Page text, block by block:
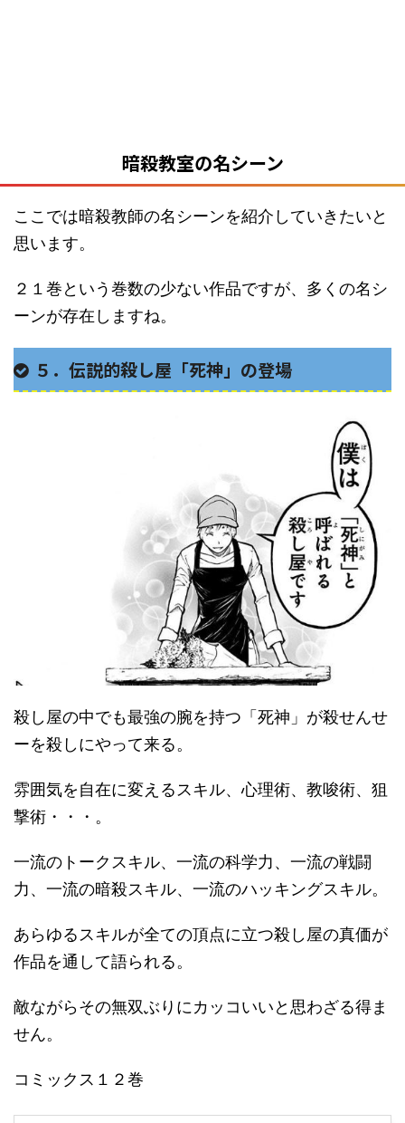
暗殺教室の名シーン
ここでは暗殺教師の名シーンを紹介していきたいと
思います。
２１巻という巻数の少ない作品ですが、多くの名シ
ーンが存在しますね。
５．伝説的殺し屋「死神」の登場
殺し屋の中でも最強の腕を持つ「死神」が殺せんせ
ーを殺しにやって来る。
雰囲気を自在に変えるスキル、心理術、教唆術、狙
撃術・・・。
一流のトークスキル、一流の科学力、一流の戦闘
力、一流の暗殺スキル、一流のハッキングスキル。
あらゆるスキルが全ての頂点に立つ殺し屋の真価が
作品を通して語られる。
敵ながらその無双ぶりにカッコいいと思わざる得ま
せん。
コミックス１２巻